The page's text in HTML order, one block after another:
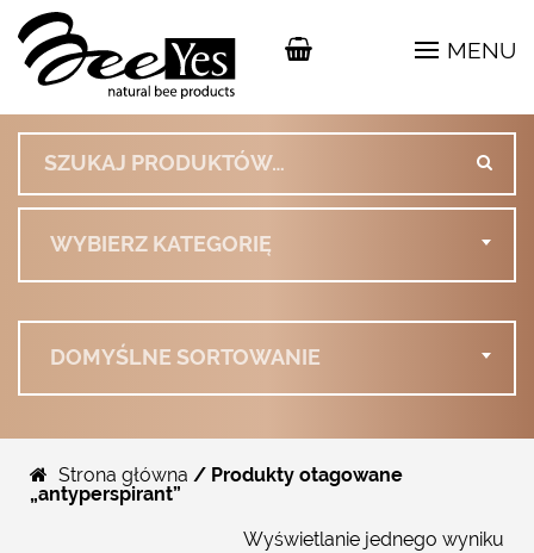
MENU
WYBIERZ KATEGORIĘ
DOMYŚLNE SORTOWANIE
Strona główna / Produkty otagowane
„antyperspirant”
Wyświetlanie jednego wyniku